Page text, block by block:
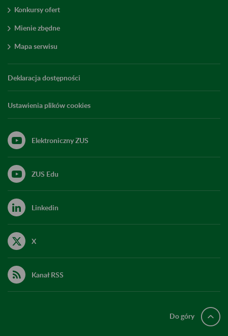
Konkursy ofert
Mienie zbędne
Mapa serwisu
Deklaracja dostępności
Ustawienia plików cookies
Elektroniczny ZUS
ZUS Edu
Linkedin
X
Kanał RSS
Do góry